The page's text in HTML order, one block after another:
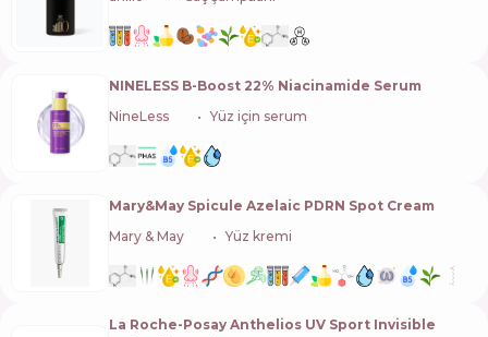
NINELESS B-Boost 22% Niacinamide Serum
NineLess
Yüz için serum
Mary&May Spicule Azelaic PDRN Spot Cream
Mary & May
Yüz kremi
La Roche-Posay Anthelios UV Sport Invisible